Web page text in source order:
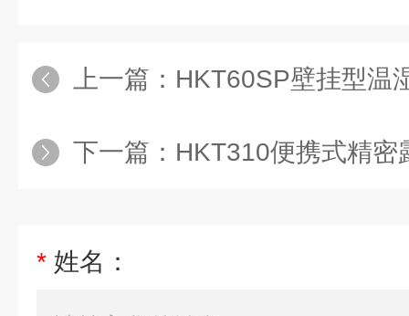
上一篇： HKT60SP壁挂型温湿度变
下一篇： HKT310便携式精密露点仪
* 姓名：